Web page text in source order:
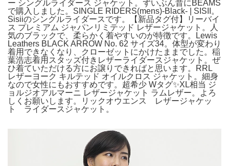
ー シングルライダース ジャケット。ずいぶん昔にBEAMS
で購入しました。SINGLE RIDERS(mens)-Black- | SISII。
Sisiiのシングルライダースです。【新品タグ付】リーバイ
ス プレミアム ジャパンリミテッド レザージャケット。人
気のブラックで、柔らかく着やすいのが特徴です。Lewis
Leathers BLACK ARROW No. 62 サイズ34。体型が変わり
着用できなくなり、クローゼットにかけたままでした。稲
葉浩志着用スタッズ付きレザーライダースジャケット。ぜ
ひ着ていただける方にお譲りできればと思います。RRL
レザーヨーク キルテッド オイルクロス ジャケット。細身
なので女性にもおすすめです。超希少 Wタグ✨XL相当 ジ
ョルジオアルマーニ レザージャケット ラムレザー。よろ
しくお願いします。リックオウエンス レザージャケッ
ト ライダースジャケット。